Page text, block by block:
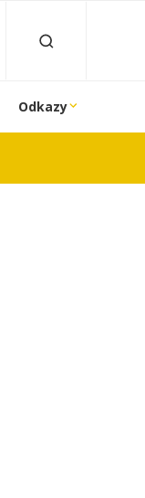
Odkazy